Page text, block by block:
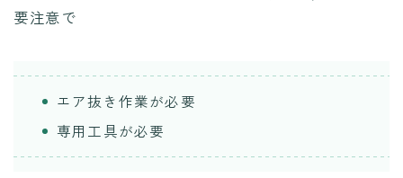
要注意で
エア抜き作業が必要
専用工具が必要